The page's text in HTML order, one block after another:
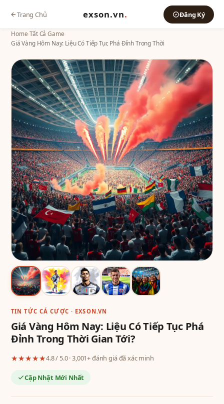
Trang Chủ exson.vn. Đăng Ký
Home›Tất Cả Game›
Giá Vàng Hôm Nay: Liệu Có Tiếp Tục Phá Đỉnh Trong Thời
TIN TỨC CÁ CƯỢC · EXSON.VN
Giá Vàng Hôm Nay: Liệu Có Tiếp Tục Phá
Đỉnh Trong Thời Gian Tới?
★★★★★4.8 / 5.0 · 3,001+ đánh giá đã xác minh
Cập Nhật Mới Nhất